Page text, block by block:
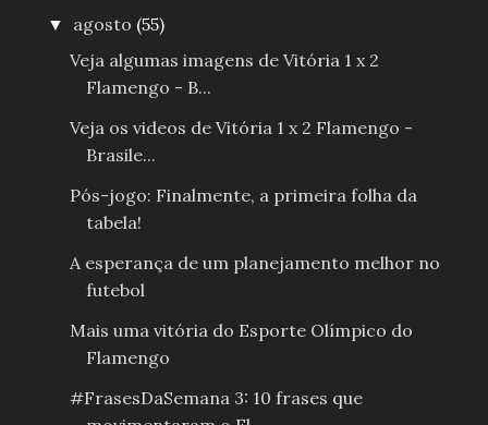
▼ agosto (55)
Veja algumas imagens de Vitória 1 x 2
Flamengo - B...
Veja os videos de Vitória 1 x 2 Flamengo -
Brasile...
Pós-jogo: Finalmente, a primeira folha da
tabela!
A esperança de um planejamento melhor no
futebol
Mais uma vitória do Esporte Olímpico do
Flamengo
#FrasesDaSemana 3: 10 frases que